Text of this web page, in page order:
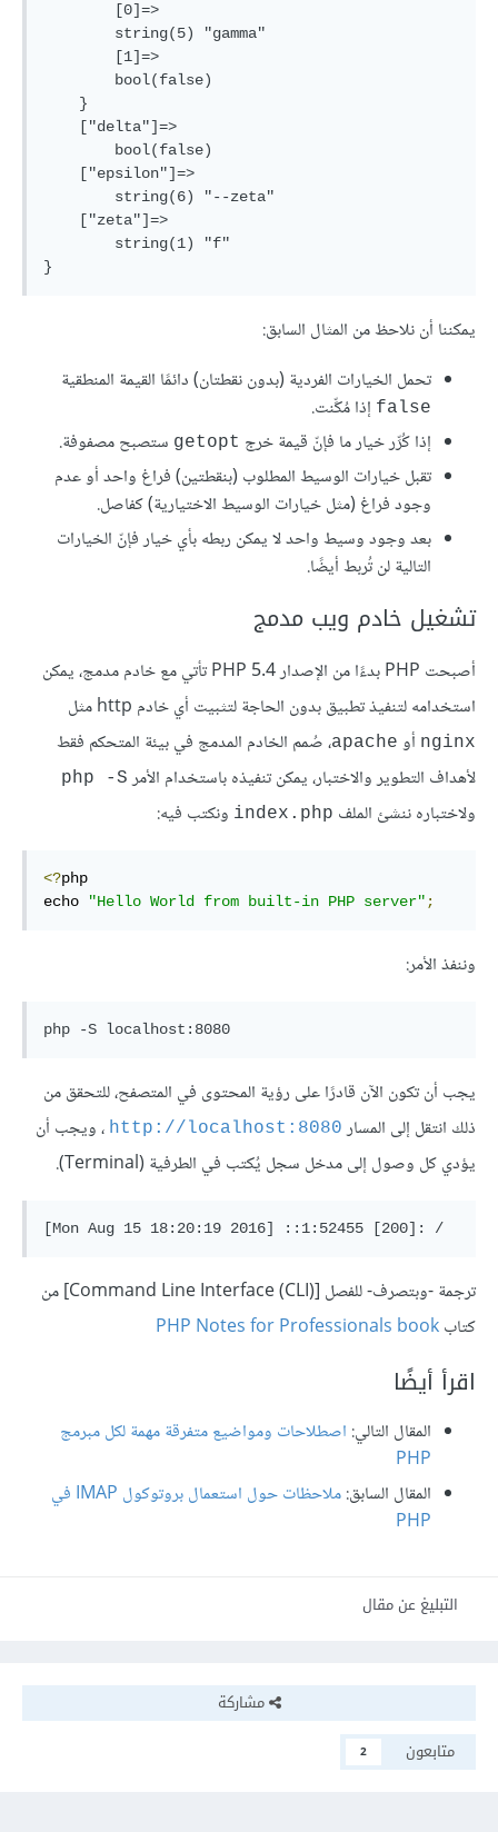
يمكننا أن نلاحظ من المثال السابق:
تحمل الخيارات الفردية (بدون نقطتان) دائمًا القيمة المنطقية
false إذا مُكِّنت.
إذا كُرِّر خيار ما فإنّ قيمة خرج getopt ستصبح مصفوفة.
تقبل خيارات الوسيط المطلوب (بنقطتين) فراغ واحد أو عدم
وجود فراغ (مثل خيارات الوسيط الاختيارية) كفاصل.
بعد وجود وسيط واحد لا يمكن ربطه بأي خيار فإنّ الخيارات
التالية لن تُربط أيضًا.
تشغيل خادم ويب مدمج
أصبحت PHP بدءًا من الإصدار PHP 5.4 تأتي مع خادم مدمج، يمكن
استخدامه لتنفيذ تطبيق بدون الحاجة لتثبيت أي خادم http مثل
nginx أو apache، صُمم الخادم المدمج في بيئة المتحكم فقط
لأهداف التطوير والاختبار، يمكن تنفيذه باستخدام الأمر php -S
ولاختباره ننشئ الملف index.php ونكتب فيه:
<?php
echo
"Hello World from built-in PHP server" ;
وننفذ الأمر:
يجب أن تكون الآن قادرًا على رؤية المحتوى في المتصفح، للتحقق من
ذلك انتقل إلى المسار http://localhost:8080 ، ويجب أن
يؤدي كل وصول إلى مدخل سجل يُكتب في الطرفية (Terminal).
ترجمة -وبتصرف- للفصل [Command Line Interface (CLI)‎] من
كتابPHP Notes for Professionals book
اقرأ أيضًا
المقال التالي: اصطلاحات ومواضيع متفرقة مهمة لكل مبرمج
PHP
المقال السابق:
ملاحظات حول استعمال بروتوكول IMAP في
PHP
التبليغ عن مقال
مشاركة
متابعون
2